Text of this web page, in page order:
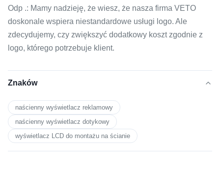
Odp .: Mamy nadzieję, że wiesz, że nasza firma VETO
doskonale wspiera niestandardowe usługi logo. Ale
zdecydujemy, czy zwiększyć dodatkowy koszt zgodnie z
logo, którego potrzebuje klient.
Znaków
naścienny wyświetlacz reklamowy
naścienny wyświetlacz dotykowy
wyświetlacz LCD do montażu na ścianie